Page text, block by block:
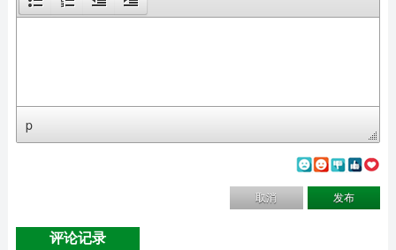
p
发布
取消
评论记录